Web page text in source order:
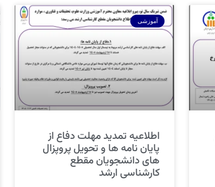
آموزشی
اطلاعیه تمدید مهلت دفاع از
پایان نامه ها و تحویل پروپزال
های دانشجویان مقطع
کارشناسی ارشد